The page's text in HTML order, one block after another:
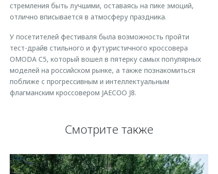
стремления быть лучшими, оставаясь на пике эмоций,
отлично вписывается в атмосферу праздника.
У посетителей фестиваля была возможность пройти
тест-драйв стильного и футуристичного кроссовера
OMODA C5, который вошел в пятерку самых популярных
моделей на российском рынке, а также познакомиться
поближе с прогрессивным и интеллектуальным
флагманским кроссовером JAECOO J8.
Смотрите также